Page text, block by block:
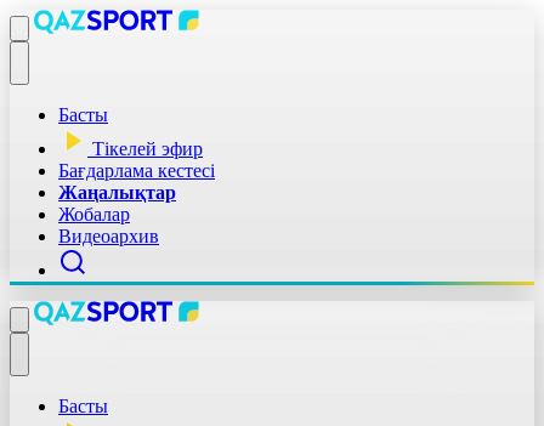
Басты
Тікелей эфир
Бағдарлама кестесі
Жаңалықтар
Жобалар
Видеоархив
Басты